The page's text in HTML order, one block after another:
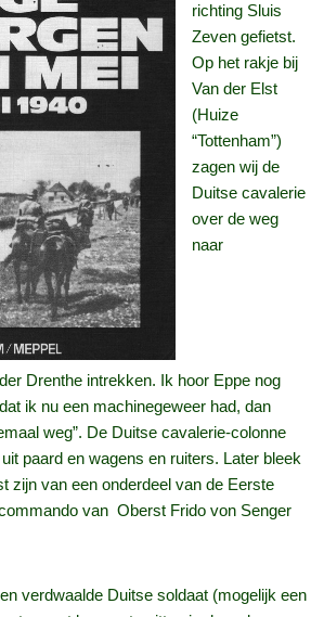
richting Sluis
Zeven gefietst.
Op het rakje bij
Van der Elst
(Huize
“Tottenham”)
zagen wij de
Duitse cavalerie
over de weg
naar
Drenthe intrekken. Ik hoor Eppe nog
ik nu een machinegeweer had, dan
weg”. De Duitse cavalerie-colonne
paard en wagens en ruiters. Later bleek
zijn van een onderdeel van de Eerste
van Oberst Frido von Senger
verdwaalde Duitse soldaat (mogelijk een